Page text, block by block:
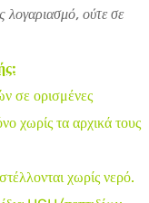
λογαριασμό, ούτε σε
σε ορισμένες
χωρίς τα αρχικά τους
χωρίς νερό.